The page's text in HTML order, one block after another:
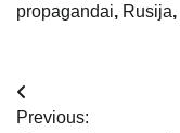
propagandai, Rusija,
Navigacija
Previous: